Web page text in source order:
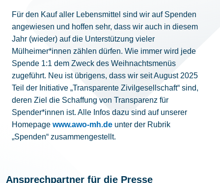
Für den Kauf aller Lebensmittel sind wir auf Spenden
angewiesen und hoffen sehr, dass wir auch in diesem
Jahr (wieder) auf die Unterstützung vieler
Mülheimer*innen zählen dürfen. Wie immer wird jede
Spende 1:1 dem Zweck des Weihnachtsmenüs
zugeführt. Neu ist übrigens, dass wir seit August 2025
Teil der Initiative „Transparente Zivilgesellschaft“ sind,
deren Ziel die Schaffung von Transparenz für
Spender*innen ist. Alle Infos dazu sind auf unserer
Homepage www.awo-mh.de unter der Rubrik
„Spenden“ zusammengestellt.
Ansprechpartner für die Presse